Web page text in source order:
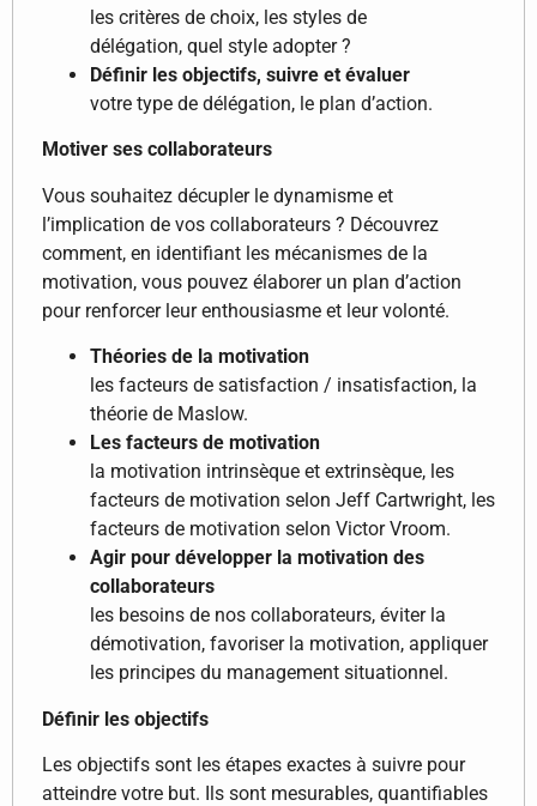
les critères de choix, les styles de
délégation, quel style adopter ?
Définir les objectifs, suivre et évaluer
votre type de délégation, le plan d’action.
Motiver ses collaborateurs
Vous souhaitez décupler le dynamisme et
l’implication de vos collaborateurs ? Découvrez
comment, en identifiant les mécanismes de la
motivation, vous pouvez élaborer un plan d’action
pour renforcer leur enthousiasme et leur volonté.
Théories de la motivation
les facteurs de satisfaction / insatisfaction, la
théorie de Maslow.
Les facteurs de motivation
la motivation intrinsèque et extrinsèque, les
facteurs de motivation selon Jeff Cartwright, les
facteurs de motivation selon Victor Vroom.
Agir pour développer la motivation des
collaborateurs
les besoins de nos collaborateurs, éviter la
démotivation, favoriser la motivation, appliquer
les principes du management situationnel.
Définir les objectifs
Les objectifs sont les étapes exactes à suivre pour
atteindre votre but. Ils sont mesurables, quantifiables